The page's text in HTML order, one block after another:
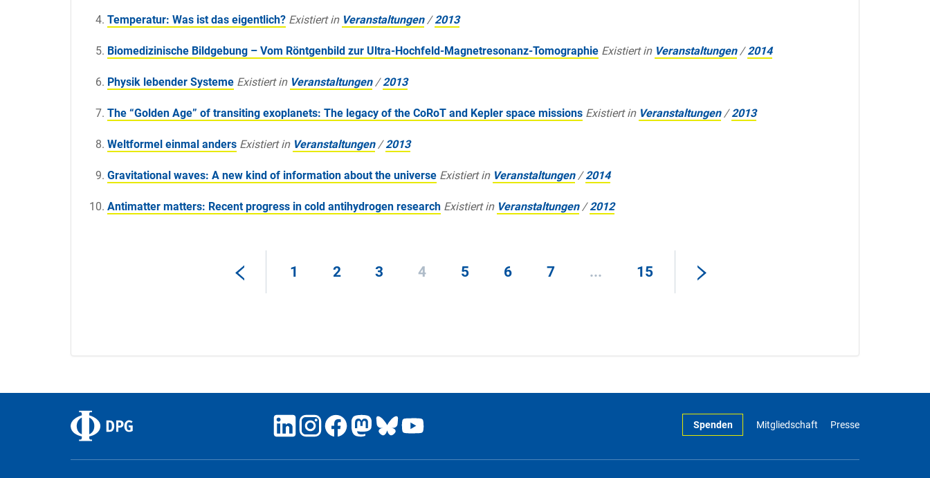
Temperatur: Was ist das eigentlich? Existiert in Veranstaltungen /2013
Biomedizinische Bildgebung – Vom Röntgenbild zur Ultra-Hochfeld-Magnetresonanz-Tomographie Existiert in Veranstaltungen /2014
Physik lebender Systeme Existiert in Veranstaltungen /2013
The “Golden Age” of transiting exoplanets: The legacy of the CoRoT and Kepler space missions Existiert in Veranstaltungen /2013
Weltformel einmal anders Existiert in Veranstaltungen /2013
Gravitational waves: A new kind of information about the universe Existiert in Veranstaltungen /2014
Antimatter matters: Recent progress in cold antihydrogen research Existiert in Veranstaltungen /2012
1 2 3 4 5 6 7 ... 15
Spenden Mitgliedschaft Presse